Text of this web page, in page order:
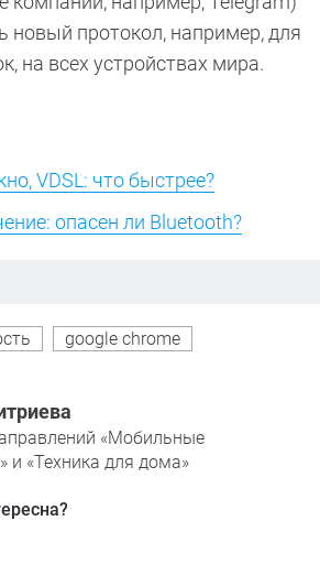
новый протокол, например, для
на всех устройствах мира.
VDSL: что быстрее?
опасен ли Bluetooth?
google chrome
«Мобильные
и «Техника для дома»